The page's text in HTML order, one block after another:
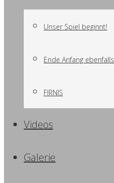
Unser Spiel beginnt!
Ende Anfang ebenfalls
FIRNIS
Videos
Galerie